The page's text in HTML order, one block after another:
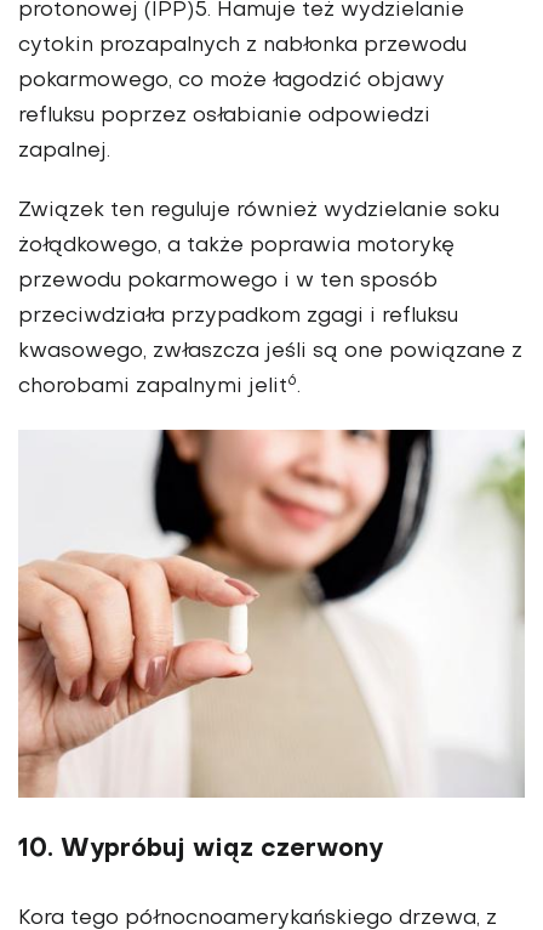
protonowej (IPP)5. Hamuje też wydzielanie
cytokin prozapalnych z nabłonka przewodu
pokarmowego, co może łagodzić objawy
refluksu poprzez osłabianie odpowiedzi
zapalnej.
Związek ten reguluje również wydzielanie soku
żołądkowego, a także poprawia motorykę
przewodu pokarmowego i w ten sposób
przeciwdziała przypadkom zgagi i refluksu
kwasowego, zwłaszcza jeśli są one powiązane z
chorobami zapalnymi jelit6.
10. Wypróbuj wiąz czerwony
Kora tego północnoamerykańskiego drzewa, z